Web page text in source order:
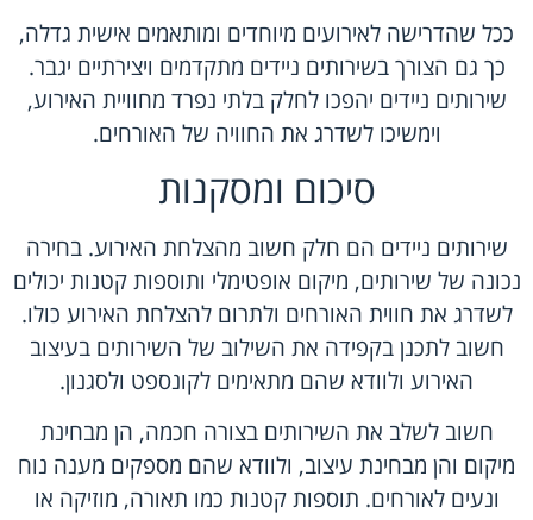
ככל שהדרישה לאירועים מיוחדים ומותאמים אישית גדלה,
כך גם הצורך בשירותים ניידים מתקדמים ויצירתיים יגבר.
שירותים ניידים יהפכו לחלק בלתי נפרד מחוויית האירוע,
וימשיכו לשדרג את החוויה של האורחים.
סיכום ומסקנות
שירותים ניידים הם חלק חשוב מהצלחת האירוע. בחירה
נכונה של שירותים, מיקום אופטימלי ותוספות קטנות יכולים
לשדרג את חווית האורחים ולתרום להצלחת האירוע כולו.
חשוב לתכנן בקפידה את השילוב של השירותים בעיצוב
האירוע ולוודא שהם מתאימים לקונספט ולסגנון.
חשוב לשלב את השירותים בצורה חכמה, הן מבחינת
מיקום והן מבחינת עיצוב, ולוודא שהם מספקים מענה נוח
ונעים לאורחים. תוספות קטנות כמו תאורה, מוזיקה או